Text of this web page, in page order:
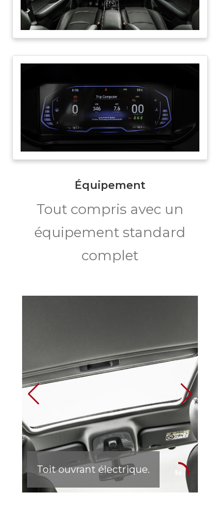
Équipement
Tout compris avec un
équipement standard
complet
Toit ouvrant électrique.